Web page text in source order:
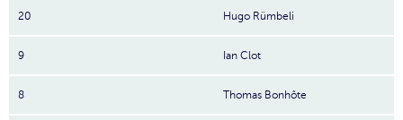
20 Hugo Rümbeli
9 Ian Clot
8 Thomas Bonhôte